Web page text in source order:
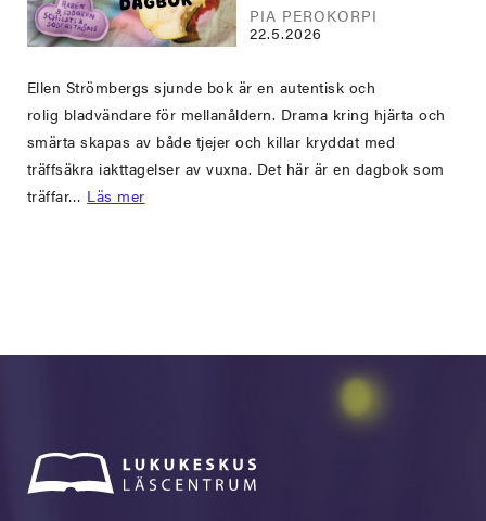
PIA PEROKORPI
22.5.2026
Ellen Strömbergs sjunde bok är en autentisk och
rolig bladvändare för mellanåldern. Drama kring hjärta och
smärta skapas av både tjejer och killar kryddat med
träffsäkra iakttagelser av vuxna. Det här är en dagbok som
träffar… Läs mer